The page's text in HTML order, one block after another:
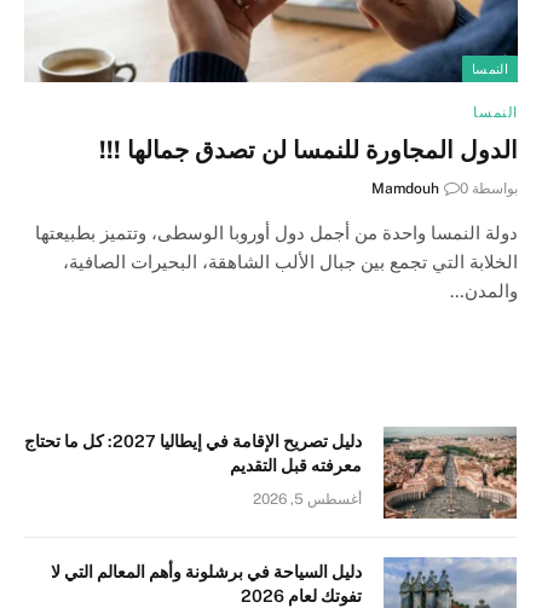
النمسا
النمسا
الدول المجاورة للنمسا لن تصدق جمالها !!!
بواسطة Mamdouh 0
دولة النمسا واحدة من أجمل دول أوروبا الوسطى، وتتميز بطبيعتها
الخلابة التي تجمع بين جبال الألب الشاهقة، البحيرات الصافية،
والمدن…
دليل تصريح الإقامة في إيطاليا 2027: كل ما تحتاج
معرفته قبل التقديم
أغسطس 5, 2026
دليل السياحة في برشلونة وأهم المعالم التي لا
تفوتك لعام 2026